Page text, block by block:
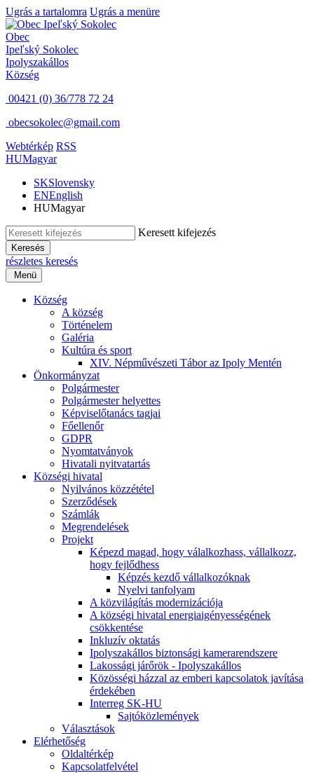
Ugrás a tartalomra Ugrás a menüre
Obec
Ipeľský Sokolec
Ipolyszakállos
Község
00421 (0) 36/778 72 24
obecsokolec@gmail.com
Webtérkép RSS
HUMagyar
SKSlovensky
ENEnglish
HUMagyar
Keresett kifejezés
Keresés
részletes keresés
Menü
Község
A község
Történelem
Galéria
Kultúra és sport
XIV. Népművészeti Tábor az Ipoly Mentén
Önkormányzat
Polgármester
Polgármester helyettes
Képviselőtanács tagjai
Főellenőr
GDPR
Nyomtatványok
Hivatali nyitvatartás
Községi hivatal
Nyilvános közzététel
Szerződések
Számlák
Megrendelések
Projekt
Képezd magad, hogy válalkozhass, vállalkozz,
hogy fejlődhess
Képzés kezdő vállalkozóknak
Nyelvi tanfolyam
A közvilágítás modernizációja
A községi hivatal energiaigényességének
csökkentése
Inkluzív oktatás
Ipolyszakállos biztonsági kamerarendszere
Lakossági járőrök - Ipolyszakállos
Közösségi házzal az emberi kapcsolatok javítása
érdekében
Interreg SK-HU
Sajtóközlemények
Választások
Elérhetőség
Oldaltérkép
Kapcsolatfelvétel